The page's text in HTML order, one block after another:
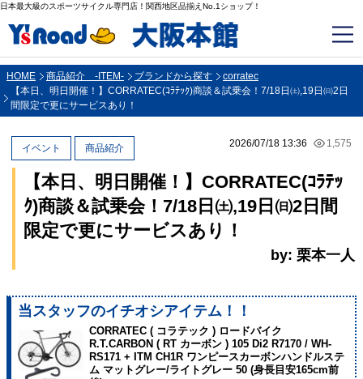
日本最大級のスポーツサイクル専門店！関西地区品揃えNo.1ショップ！
HOME 商品紹介 -ITEM- ブランドから探す
corratec
【本日、明日開催！】CORRATEC(ｺﾗﾃｯｸ)商談＆試乗会！7/18日㈯,19日㈰2日
間限定で更にサービスあり！
2026/07/18 13:36 1,575
イベント 商品紹介
【本日、明日開催！】CORRATEC(ｺﾗﾃｯ
ｸ)商談＆試乗会！7/18日㈯,19日㈰2日間
限定で更にサービスあり！
by: 栗本一人
当スタッフのイチオシアイテム！！
CORRATEC ( コラテック ) ロードバイク
R.T.CARBON ( RT カーボン ) 105 Di2 R7170 / WH-
RS171 + ITM CH1R ワンピースカーボンハンドルステ
ム マットグレー/ライトグレー 50 (身長目安165cm前